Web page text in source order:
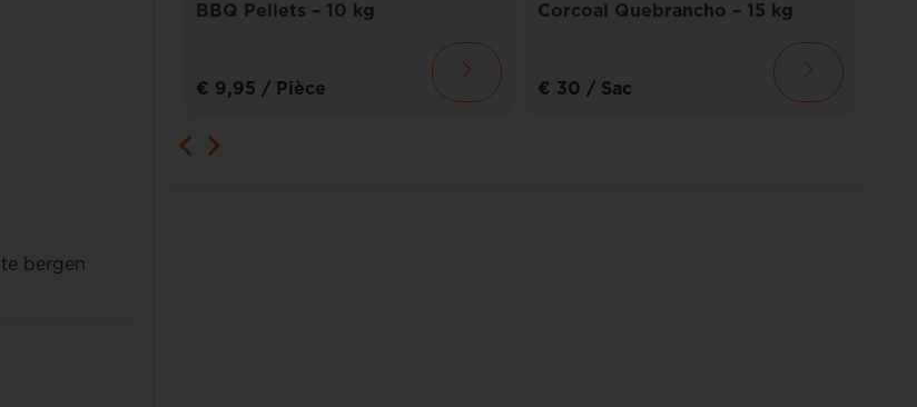
bergen
BBQ Pellets – 10 kg
€ 9,95 / Pièce
Corcoal Quebrancho – 15 kg
€ 30 / Sac